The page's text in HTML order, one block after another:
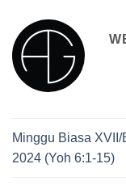
Minggu Biasa XVII/
2024 (Yoh 6:1-15)